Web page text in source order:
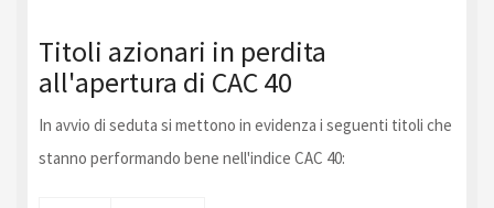
Titoli azionari in perdita
all'apertura di CAC 40
In avvio di seduta si mettono in evidenza i seguenti titoli che
stanno performando bene nell'indice CAC 40: